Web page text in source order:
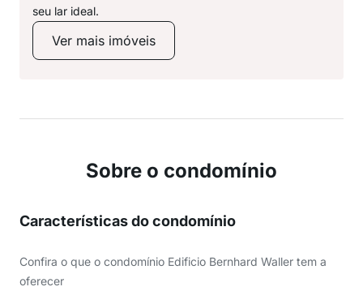
seu lar ideal.
Ver mais imóveis
Sobre o condomínio
Características do condomínio
Confira o que o condomínio Edificio Bernhard Waller tem a
oferecer